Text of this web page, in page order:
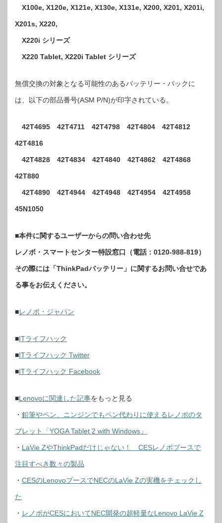
X100e, X120e, X121e, X130e, X131e, X200, X201, X201i,
X201s, X220,
X220i シリーズ
X220 Tablet, X220i Tablet シリーズ
無償交換の対象となる可能性のあるバッテリー・パックに
は、以下の部品番号(ASM P/N)が印字されている。
42T4695 42T4711 42T4798 42T4804 42T4812
42T4816
42T4828 42T4834 42T4840 42T4862 42T4868
42T880
42T4890 42T4944 42T4948 42T4954 42T4958
45N1050
■本件に関するユーザーからの問い合わせ先
レノボ・スマートセンター特設窓口（電話：0120-988-819）
その際には「ThinkPadバッテリー」に関するお問い合せであ
る事をお伝えください。
■レノボ・ジャパン
■ITライフハック
■ITライフハック Twitter
■ITライフハック Facebook
■Lenovoに関連した記事をもっと見る
・ 鉛筆やペン、ニンジンでもペン代わりに使えるレノボのタ
ブレット「YOGA Tablet 2 with Windows」
・ LaVie ZやThinkPadだけじゃない！ CESレノボブースで
注目すべき数々の製品
・ CESのLenovoブースでNECのLaVie Zの実機をチェックし
た
・ レノボがCESにおいてNEC開発の超軽量なLenovo LaVie Z